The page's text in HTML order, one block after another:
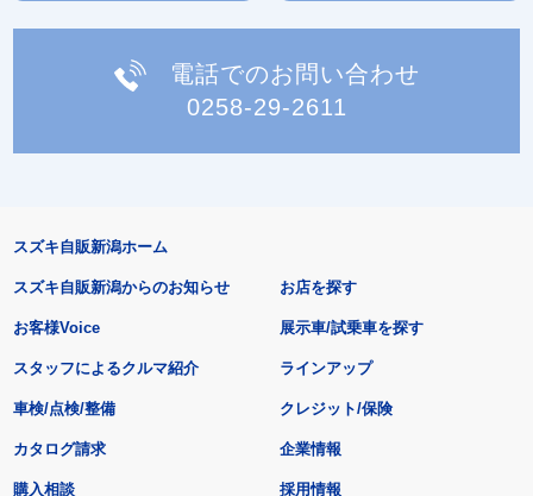
電話でのお問い合わせ
0258-29-2611
スズキ自販新潟ホーム
スズキ自販新潟からのお知らせ
お客様Voice
スタッフによるクルマ紹介
お店を探す
展示車/試乗車を探す
ラインアップ
車検/点検/整備 クレジット/保険
カタログ請求
購入相談
企業情報
採用情報